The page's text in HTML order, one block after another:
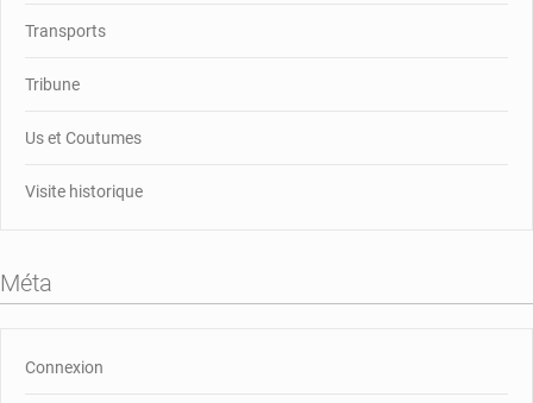
Transports
Tribune
Us et Coutumes
Visite historique
Méta
Connexion